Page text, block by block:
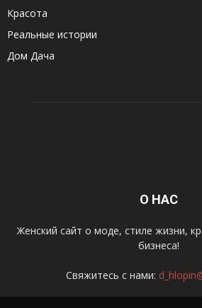
Красота
Реальные истории
Дом Дача
О НАС
Женский сайт о моде, стиле жизни,
бизнеса!
Свяжитесь с нами: